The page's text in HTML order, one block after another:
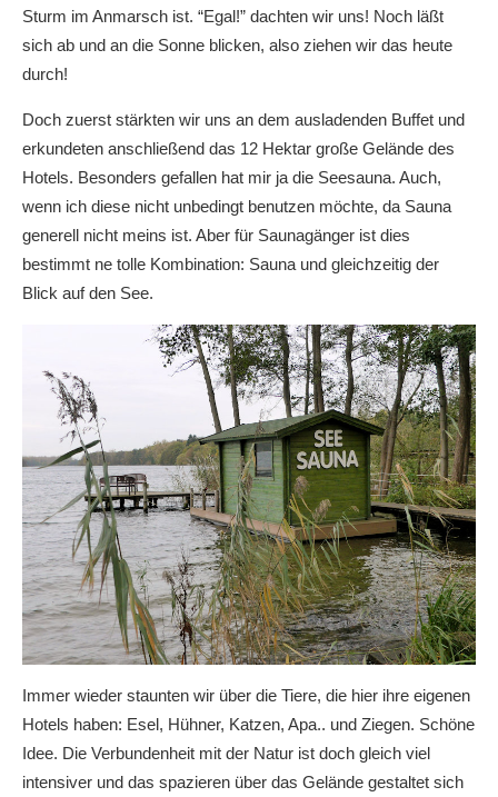
Sturm im Anmarsch ist. “Egal!” dachten wir uns! Noch läßt
sich ab und an die Sonne blicken, also ziehen wir das heute
durch!
Doch zuerst stärkten wir uns an dem ausladenden Buffet und
erkundeten anschließend das 12 Hektar große Gelände des
Hotels. Besonders gefallen hat mir ja die Seesauna. Auch,
wenn ich diese nicht unbedingt benutzen möchte, da Sauna
generell nicht meins ist. Aber für Saunagänger ist dies
bestimmt ne tolle Kombination: Sauna und gleichzeitig der
Blick auf den See.
Immer wieder staunten wir über die Tiere, die hier ihre eigenen
Hotels haben: Esel, Hühner, Katzen, Apa.. und Ziegen. Schöne
Idee. Die Verbundenheit mit der Natur ist doch gleich viel
intensiver und das spazieren über das Gelände gestaltet sich